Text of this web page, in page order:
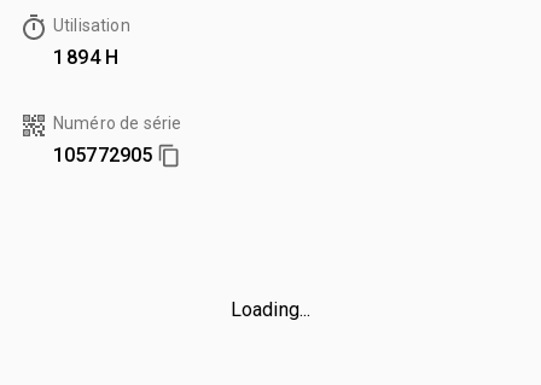
Utilisation
1 894 H
Numéro de série
105772905
Loading...